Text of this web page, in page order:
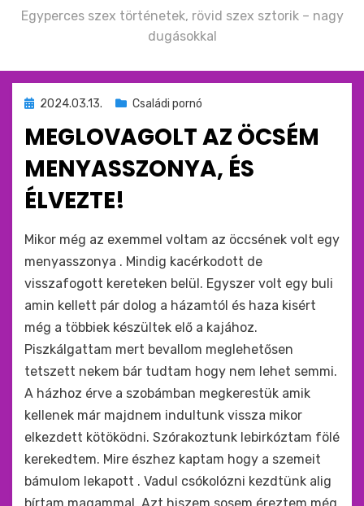
Egyperces szex történetek, rövid szex sztorik – nagy
dugásokkal
Beküldve
2024.03.13. Családi pornó
MEGLOVAGOLT AZ ÖCSÉM
MENYASSZONYA, ÉS
ÉLVEZTE!
monkey
Mikor még az exemmel voltam az öccsének volt egy
menyasszonya . Mindig kacérkodott de
visszafogott kereteken belül. Egyszer volt egy buli
amin kellett pár dolog a házamtól és haza kisért
még a többiek készültek elő a kajához.
Piszkálgattam mert bevallom meglehetősen
tetszett nekem bár tudtam hogy nem lehet semmi.
A házhoz érve a szobámban megkerestük amik
kellenek már majdnem indultunk vissza mikor
elkezdett kötöködni. Szórakoztunk lebirkóztam fölé
kerekedtem. Mire észhez kaptam hogy a szemeit
bámulom lekapott . Vadul csókolózni kezdtünk alig